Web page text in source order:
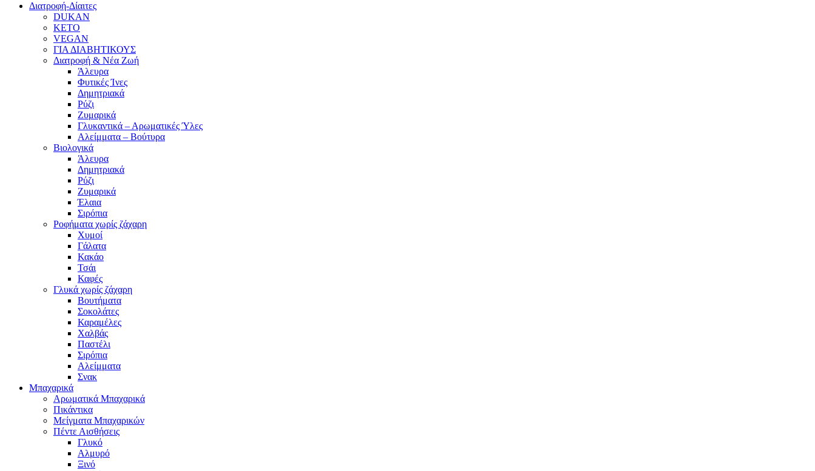
Διατροφή-Δίαιτες
DUKAN
KETO
VEGAN
ΓΙΑ ΔΙΑΒΗΤΙΚΟΥΣ
Διατροφή & Νέα Ζωή
Άλευρα
Φυτικές Ίνες
Δημητριακά
Ρύζι
Ζυμαρικά
Γλυκαντικά – Αρωματικές Ύλες
Αλείμματα – Βούτυρα
Βιολογικά
Άλευρα
Δημητριακά
Ρύζι
Ζυμαρικά
Έλαια
Σιρόπια
Ροφήματα χωρίς ζάχαρη
Χυμοί
Γάλατα
Κακάο
Τσάι
Καφές
Γλυκά χωρίς ζάχαρη
Βουτήματα
Σοκολάτες
Καραμέλες
Χαλβάς
Παστέλι
Σιρόπια
Αλείμματα
Σνακ
Μπαχαρικά
Αρωματικά Μπαχαρικά
Πικάντικα
Μείγματα Μπαχαρικών
Πέντε Αισθήσεις
Γλυκό
Αλμυρό
Ξινό